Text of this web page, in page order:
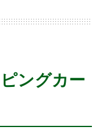
ングカー